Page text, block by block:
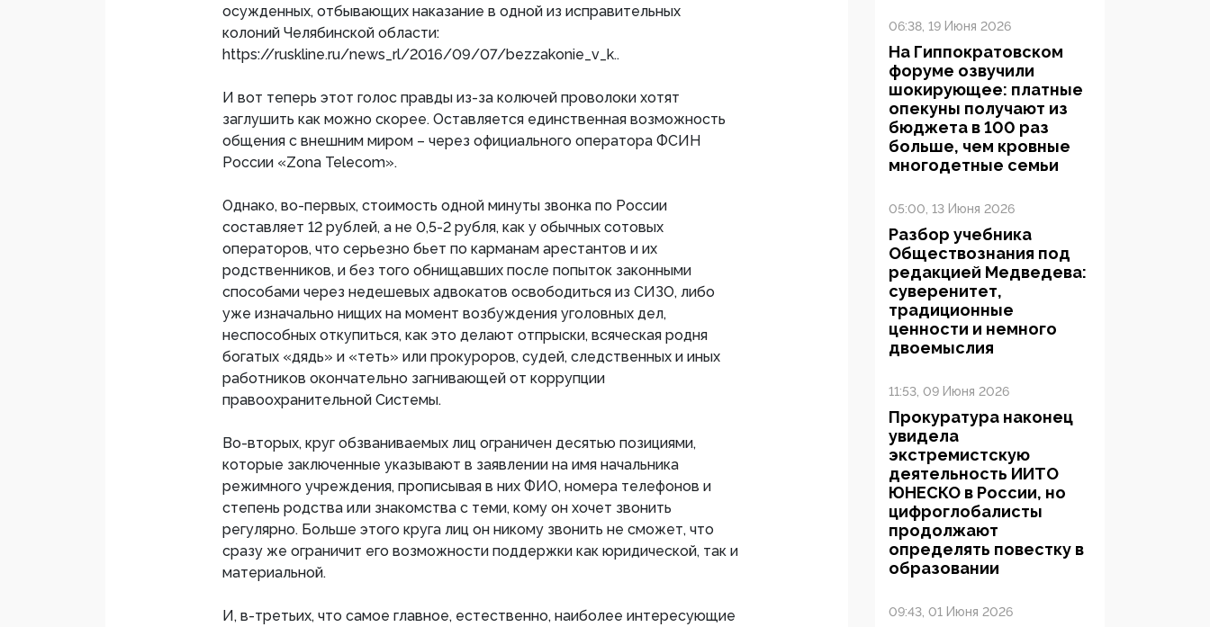
осужденных, отбывающих наказание в одной из исправительных
колоний Челябинской области:
https://ruskline.ru/news_rl/2016/09/07/bezzakonie_v_k..
И вот теперь этот голос правды из-за колючей проволоки хотят
заглушить как можно скорее. Оставляется единственная возможность
общения с внешним миром – через официального оператора ФСИН
России «Zona Telecom».
Однако, во-первых, стоимость одной минуты звонка по России
составляет 12 рублей, а не 0,5-2 рубля, как у обычных сотовых
операторов, что серьезно бьет по карманам арестантов и их
родственников, и без того обнищавших после попыток законными
способами через недешевых адвокатов освободиться из СИЗО, либо
уже изначально нищих на момент возбуждения уголовных дел,
неспособных откупиться, как это делают отпрыски, всяческая родня
богатых «дядь» и «теть» или прокуроров, судей, следственных и иных
работников окончательно загнивающей от коррупции
правоохранительной Системы.
Во-вторых, круг обзваниваемых лиц ограничен десятью позициями,
которые заключенные указывают в заявлении на имя начальника
режимного учреждения, прописывая в них ФИО, номера телефонов и
степень родства или знакомства с теми, кому он хочет звонить
регулярно. Больше этого круга лиц он никому звонить не сможет, что
сразу же ограничит его возможности поддержки как юридической, так и
материальной.
И, в-третьих, что самое главное, естественно, наиболее интересующие
06:38, 19 Июня 2026
На Гиппократовском
форуме озвучили
шокирующее: платные
опекуны получают из
бюджета в 100 раз
больше, чем кровные
многодетные семьи
05:00, 13 Июня 2026
Разбор учебника
Обществознания под
редакцией Медведева:
суверенитет,
традиционные
ценности и немного
двоемыслия
11:53, 09 Июня 2026
Прокуратура наконец
увидела
экстремистскую
деятельность ИИТО
ЮНЕСКО в России, но
цифроглобалисты
продолжают
определять повестку в
образовании
09:43, 01 Июня 2026